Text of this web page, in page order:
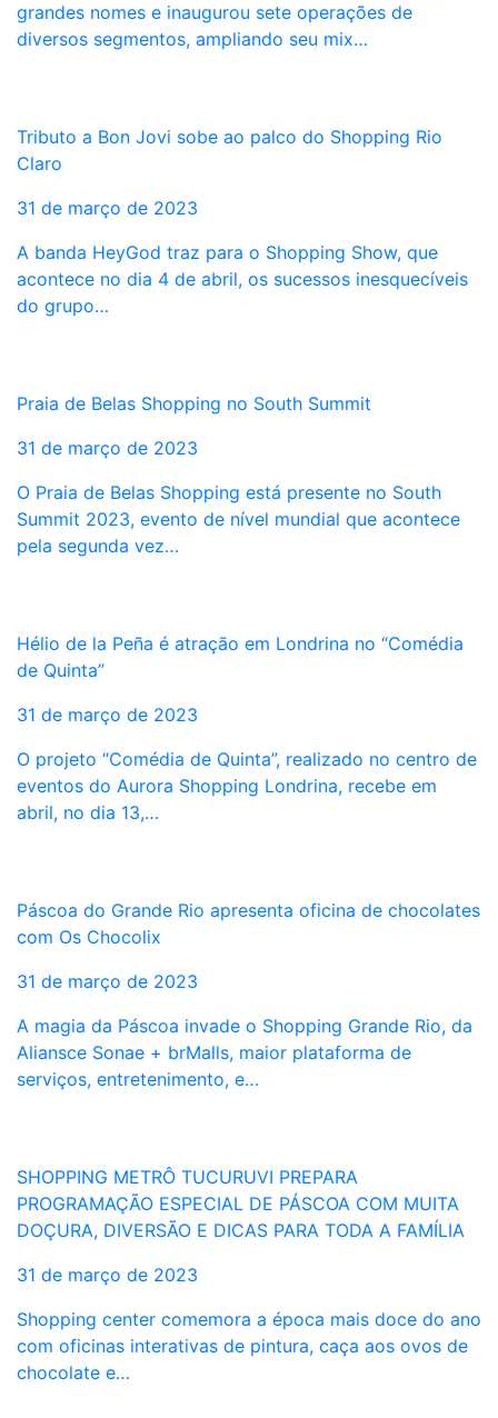
grandes nomes e inaugurou sete operações de
diversos segmentos, ampliando seu mix…
Tributo a Bon Jovi sobe ao palco do Shopping Rio
Claro
31 de março de 2023
A banda HeyGod traz para o Shopping Show, que
acontece no dia 4 de abril, os sucessos inesquecíveis
do grupo…
Praia de Belas Shopping no South Summit
31 de março de 2023
O Praia de Belas Shopping está presente no South
Summit 2023, evento de nível mundial que acontece
pela segunda vez…
Hélio de la Peña é atração em Londrina no “Comédia
de Quinta”
31 de março de 2023
O projeto “Comédia de Quinta”, realizado no centro de
eventos do Aurora Shopping Londrina, recebe em
abril, no dia 13,…
Páscoa do Grande Rio apresenta oficina de chocolates
com Os Chocolix
31 de março de 2023
A magia da Páscoa invade o Shopping Grande Rio, da
Aliansce Sonae + brMalls, maior plataforma de
serviços, entretenimento, e…
SHOPPING METRÔ TUCURUVI PREPARA
PROGRAMAÇÃO ESPECIAL DE PÁSCOA COM MUITA
DOÇURA, DIVERSÃO E DICAS PARA TODA A FAMÍLIA
31 de março de 2023
Shopping center comemora a época mais doce do ano
com oficinas interativas de pintura, caça aos ovos de
chocolate e…